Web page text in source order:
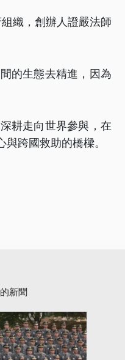
織，創辦人證嚴法師
的生態去精進，因為
耕走向世界參與，在
跨國救助的橋樑。
新聞